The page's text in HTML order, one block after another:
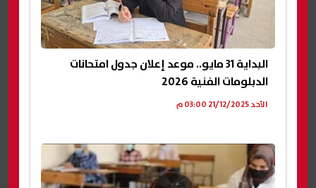
البداية 31 مايو.. موعد إعلان جدول امتحانات
الدبلومات الفنية 2026
الأحد 21/12/2025 03:00 م